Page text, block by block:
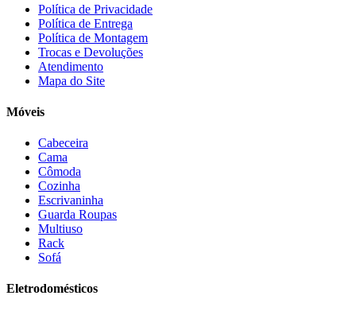
Cotherm(2)
D' Doro Móveis
Dako(23)
Demóbile(13)
Dômina
Doripel
Estofados solar
Fischer
Giga
Política de Privacidade
Política de Entrega
Política de Montagem
Trocas e Devoluções
Atendimento
Mapa do Site
Móveis
Cabeceira
Cama
Cômoda
Cozinha
Escrivaninha
Guarda Roupas
Multiuso
Rack
Sofá
Eletrodomésticos